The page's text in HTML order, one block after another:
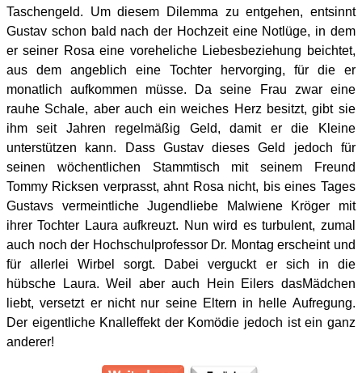
Taschengeld. Um diesem Dilemma zu entgehen, entsinnt
Gustav schon bald nach der Hochzeit eine Notlüge, in dem
er seiner Rosa eine voreheliche Liebesbeziehung beichtet,
aus dem angeblich eine Tochter hervorging, für die er
monatlich aufkommen müsse. Da seine Frau zwar eine
rauhe Schale, aber auch ein weiches Herz besitzt, gibt sie
ihm seit Jahren regelmäßig Geld, damit er die Kleine
unterstützen kann. Dass Gustav dieses Geld jedoch für
seinen wöchentlichen Stammtisch mit seinem Freund
Tommy Ricksen verprasst, ahnt Rosa nicht, bis eines Tages
Gustavs vermeintliche Jugendliebe Malwiene Kröger mit
ihrer Tochter Laura aufkreuzt. Nun wird es turbulent, zumal
auch noch der Hochschulprofessor Dr. Montag erscheint und
für allerlei Wirbel sorgt. Dabei verguckt er sich in die
hübsche Laura. Weil aber auch Hein Eilers dasMädchen
liebt, versetzt er nicht nur seine Eltern in helle Aufregung.
Der eigentliche Knalleffekt der Komödie jedoch ist ein ganz
anderer!